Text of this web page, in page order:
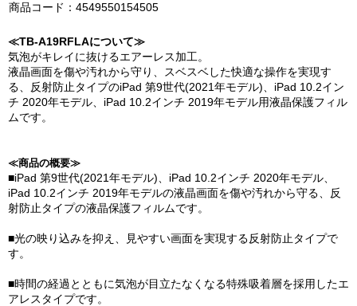
商品コード：4549550154505
≪TB-A19RFLAについて≫
気泡がキレイに抜けるエアーレス加工。
液晶画面を傷や汚れから守り、スベスベした快適な操作を実現す
る、反射防止タイプのiPad 第9世代(2021年モデル)、iPad 10.2イン
チ 2020年モデル、iPad 10.2インチ 2019年モデル用液晶保護フィル
ムです。
≪商品の概要≫
■iPad 第9世代(2021年モデル)、iPad 10.2インチ 2020年モデル、
iPad 10.2インチ 2019年モデルの液晶画面を傷や汚れから守る、反
射防止タイプの液晶保護フィルムです。
■光の映り込みを抑え、見やすい画面を実現する反射防止タイプで
す。
■時間の経過とともに気泡が目立たなくなる特殊吸着層を採用したエ
アレスタイプです。